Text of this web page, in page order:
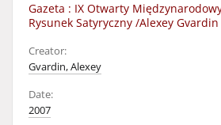
Gazeta : IX Otwarty
Rysunek Satyryczny /Alexey Gvardin
Creator:
Gvardin, Alexey
Date:
2007